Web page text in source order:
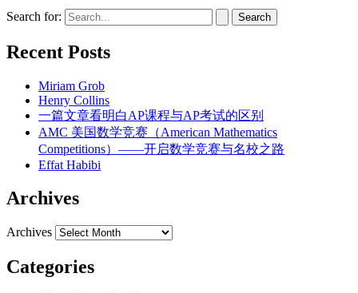
Search for:
Recent Posts
Miriam Grob
Henry Collins
一篇文章看明白AP课程与AP考试的区别
AMC 美国数学竞赛（American Mathematics
Competitions）——开启数学竞赛与名校之路
Effat Habibi
Archives
Archives
Categories